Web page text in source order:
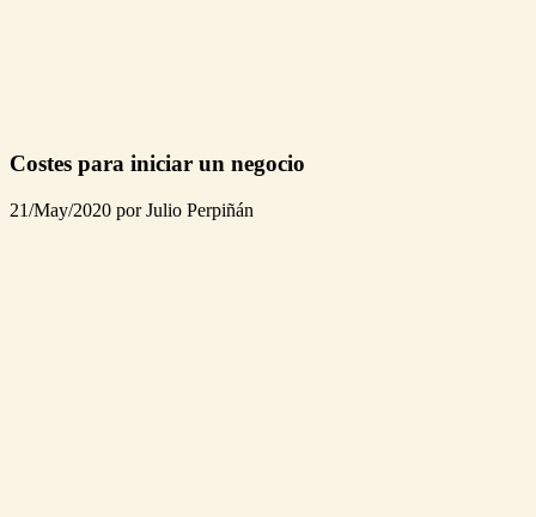
Costes para iniciar un negocio
21/May/2020 por Julio Perpiñán